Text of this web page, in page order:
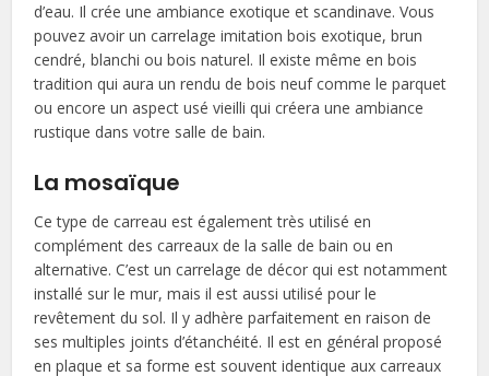
d’eau. Il crée une ambiance exotique et scandinave. Vous
pouvez avoir un carrelage imitation bois exotique, brun
cendré, blanchi ou bois naturel. Il existe même en bois
tradition qui aura un rendu de bois neuf comme le parquet
ou encore un aspect usé vieilli qui créera une ambiance
rustique dans votre salle de bain.
La mosaïque
Ce type de carreau est également très utilisé en
complément des carreaux de la salle de bain ou en
alternative. C’est un carrelage de décor qui est notamment
installé sur le mur, mais il est aussi utilisé pour le
revêtement du sol. Il y adhère parfaitement en raison de
ses multiples joints d’étanchéité. Il est en général proposé
en plaque et sa forme est souvent identique aux carreaux